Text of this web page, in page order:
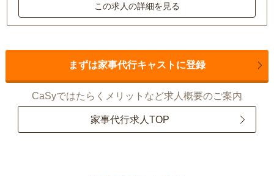
この求人の詳細を見る
まずは家事代行キャストに登録
CaSyではたらくメリットなど求人概要のご案内
家事代行求人TOP